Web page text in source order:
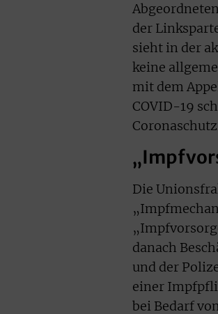
der
sieht in der
keine
mit dem
COVID-19
Die
danach
und der
einer
bei Bedarf